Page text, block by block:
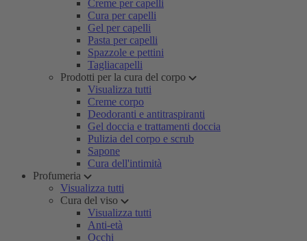
Creme per capelli
Cura per capelli
Gel per capelli
Pasta per capelli
Spazzole e pettini
Tagliacapelli
Prodotti per la cura del corpo
Visualizza tutti
Creme corpo
Deodoranti e antitraspiranti
Gel doccia e trattamenti doccia
Pulizia del corpo e scrub
Sapone
Cura dell'intimità
Profumeria
Visualizza tutti
Cura del viso
Visualizza tutti
Anti-età
Occhi